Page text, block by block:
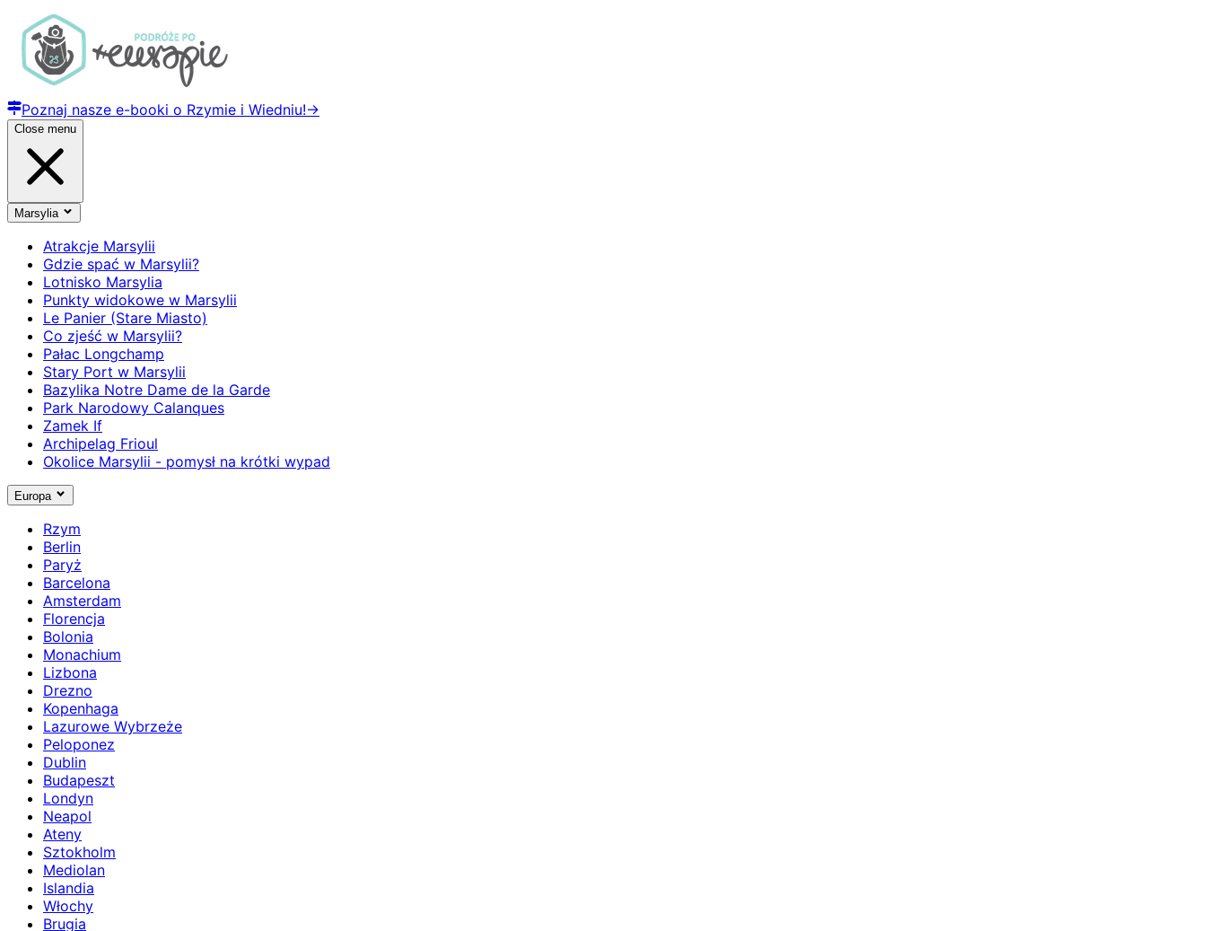
Poznaj nasze e-booki o Rzymie i Wiedniu!→
Close menu
Marsylia
Atrakcje Marsylii
Gdzie spać w Marsylii?
Lotnisko Marsylia
Punkty widokowe w Marsylii
Le Panier (Stare Miasto)
Co zjeść w Marsylii?
Pałac Longchamp
Stary Port w Marsylii
Bazylika Notre Dame de la Garde
Park Narodowy Calanques
Zamek If
Archipelag Frioul
Okolice Marsylii - pomysł na krótki wypad
Europa
Rzym
Berlin
Paryż
Barcelona
Amsterdam
Florencja
Bolonia
Monachium
Lizbona
Drezno
Kopenhaga
Lazurowe Wybrzeże
Peloponez
Dublin
Budapeszt
Londyn
Neapol
Ateny
Sztokholm
Mediolan
Islandia
Włochy
Brugia